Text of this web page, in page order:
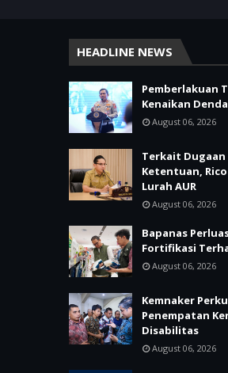
HEADLINE NEWS
Pemberlakuan
Kenaikan
August 06, 2026
Terkait
Ketentuan,
Lurah AUR
August 06, 2026
Bapanas
Fortifikasi
August 06, 2026
Kemnaker
Penempatan
Disabilitas
August 06, 2026